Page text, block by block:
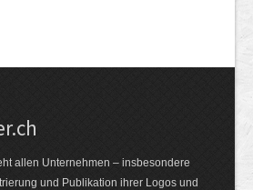
allen Unternehmen – insbesondere
und Publikation ihrer Logos und